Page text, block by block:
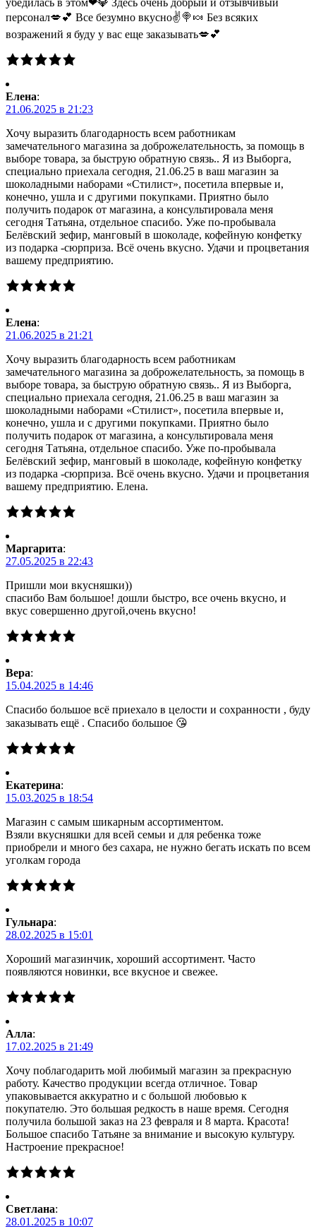
убедилась в этом❤💎 Здесь очень добрый и отзывчивый
персонал💋💕 Все безумно вкусно✌🍭🍬 Без всяких
возражений я буду у вас еще заказывать💋💕
Елена:
21.06.2025 в 21:23
Хочу выразить благодарность всем работникам
замечательного магазина за доброжелательность, за помощь в
выборе товара, за быструю обратную связь.. Я из Выборга,
специально приехала сегодня, 21.06.25 в ваш магазин за
шоколадными наборами «Стилист», посетила впервые и,
конечно, ушла и с другими покупками. Приятно было
получить подарок от магазина, а консультировала меня
сегодня Татьяна, отдельное спасибо. Уже по-пробывала
Белёвский зефир, манговый в шоколаде, кофейную конфетку
из подарка -сюрприза. Всё очень вкусно. Удачи и процветания
вашему предприятию.
Елена:
21.06.2025 в 21:21
Хочу выразить благодарность всем работникам
замечательного магазина за доброжелательность, за помощь в
выборе товара, за быструю обратную связь.. Я из Выборга,
специально приехала сегодня, 21.06.25 в ваш магазин за
шоколадными наборами «Стилист», посетила впервые и,
конечно, ушла и с другими покупками. Приятно было
получить подарок от магазина, а консультировала меня
сегодня Татьяна, отдельное спасибо. Уже по-пробывала
Белёвский зефир, манговый в шоколаде, кофейную конфетку
из подарка -сюрприза. Всё очень вкусно. Удачи и процветания
вашему предприятию. Елена.
Маргарита:
27.05.2025 в 22:43
Пришли мои вкусняшки))
спасибо Вам большое! дошли быстро, все очень вкусно, и
вкус совершенно другой,очень вкусно!
Вера:
15.04.2025 в 14:46
Спасибо большое всё приехало в целости и сохранности , буду
заказывать ещё . Спасибо большое 😘
Екатерина:
15.03.2025 в 18:54
Магазин с самым шикарным ассортиментом.
Взяли вкусняшки для всей семьи и для ребенка тоже
приобрели и много без сахара, не нужно бегать искать по всем
уголкам города
Гульнара:
28.02.2025 в 15:01
Хороший магазинчик, хороший ассортимент. Часто
появляются новинки, все вкусное и свежее.
Алла:
17.02.2025 в 21:49
Хочу поблагодарить мой любимый магазин за прекрасную
работу. Качество продукции всегда отличное. Товар
упаковывается аккуратно и с большой любовью к
покупателю. Это большая редкость в наше время. Сегодня
получила большой заказ на 23 февраля и 8 марта. Красота!
Большое спасибо Татьяне за внимание и высокую культуру.
Настроение прекрасное!
Светлана:
28.01.2025 в 10:07